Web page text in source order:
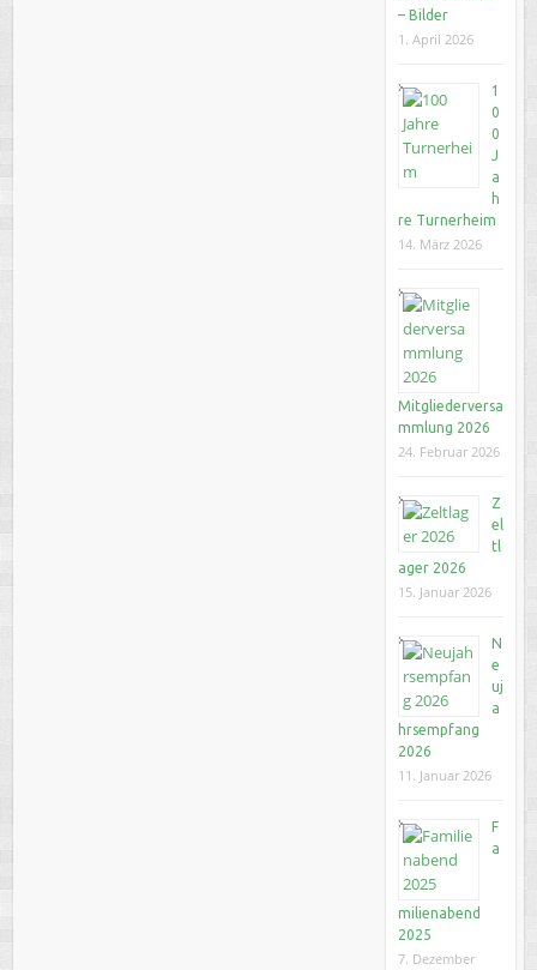
– Bilder
1. April 2026
1
0
0
J
a
h
re Turnerheim
14. März 2026
Mitgliederversa
mmlung 2026
24. Februar 2026
Z
el
tl
ager 2026
15. Januar 2026
N
e
uj
a
hrsempfang
2026
11. Januar 2026
F
a
milienabend
2025
7. Dezember